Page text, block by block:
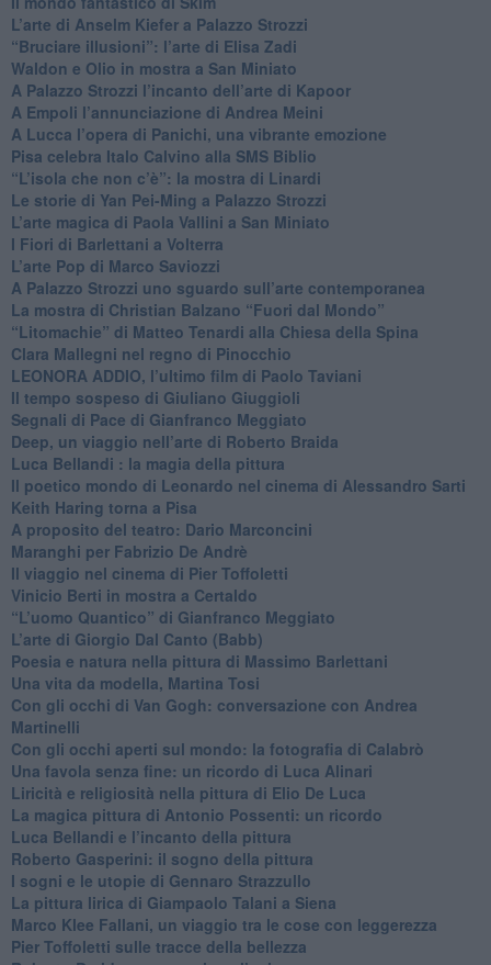
​L’arte di Anselm Kiefer a Palazzo Strozzi
​“Bruciare illusioni”: l’arte di Elisa Zadi
​Waldon e Olio in mostra a San Miniato
​A Palazzo Strozzi l’incanto dell’arte di Kapoor
​A Empoli l’annunciazione di Andrea Meini
A Lucca l’opera di Panichi, una vibrante emozione
Pisa celebra Italo Calvino alla SMS Biblio
“L’isola che non c’è”: la mostra di Linardi
​Le storie di Yan Pei-Ming a Palazzo Strozzi
​L’arte magica di Paola Vallini a San Miniato
​I Fiori di Barlettani a Volterra
​L’arte Pop di Marco Saviozzi
​A Palazzo Strozzi uno sguardo sull’arte contemporanea
La mostra di Christian Balzano “Fuori dal Mondo”
​“Litomachie” di Matteo Tenardi alla Chiesa della Spina
​Clara Mallegni nel regno di Pinocchio
​LEONORA ADDIO, l’ultimo film di Paolo Taviani
Il tempo sospeso di Giuliano Giuggioli
Segnali di Pace di Gianfranco Meggiato
​Deep, un viaggio nell’arte di Roberto Braida
​Luca Bellandi : la magia della pittura
​Il poetico mondo di Leonardo nel cinema di Alessandro Sarti
​Keith Haring torna a Pisa
​A proposito del teatro: Dario Marconcini
Maranghi per Fabrizio De Andrè
​Il viaggio nel cinema di Pier Toffoletti
Vinicio Berti in mostra a Certaldo
“L’uomo Quantico” di Gianfranco Meggiato
​L’arte di Giorgio Dal Canto (Babb)
Poesia e natura nella pittura di Massimo Barlettani
Una vita da modella, Martina Tosi
​Con gli occhi di Van Gogh: conversazione con Andrea
Martinelli
​Con gli occhi aperti sul mondo: la fotografia di Calabrò
Una favola senza fine: un ricordo di Luca Alinari
Liricità e religiosità nella pittura di Elio De Luca
La magica pittura di Antonio Possenti: un ricordo
Luca Bellandi e l’incanto della pittura
​Roberto Gasperini: il sogno della pittura
I sogni e le utopie di Gennaro Strazzullo
La pittura lirica di Giampaolo Talani a Siena
​Marco Klee Fallani, un viaggio tra le cose con leggerezza
​Pier Toffoletti sulle tracce della bellezza